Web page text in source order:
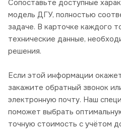
Сопоставьте доступные
модель ДГУ, полностью
задаче. В карточке каждого
технические данные,
решения.
Если этой информации
закажите обратный звонок
электронную почту. Наш
поможет выбрать
точную стоимость с учётом